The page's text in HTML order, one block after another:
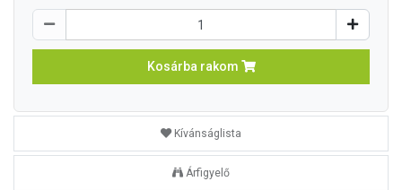
Kosárba rakom
Kívánságlista
Árfigyelő